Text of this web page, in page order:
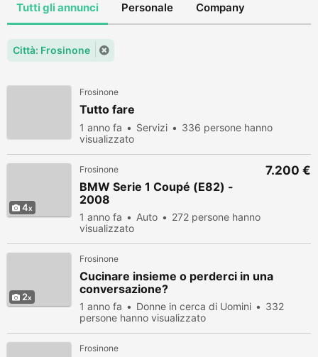
Tutti gli annunci Personale Company
Città: Frosinone
Frosinone
Tutto fare
1 anno fa Servizi
336 persone hanno
visualizzato
4
Frosinone
BMW Serie 1 Coupé (E82) -
2008
1 anno fa Auto
272 persone hanno
visualizzato
7.200 €
2
Frosinone
Cucinare insieme o perderci in una
conversazione?
1 anno fa Donne in cerca di Uomini
332
persone hanno visualizzato
Frosinone